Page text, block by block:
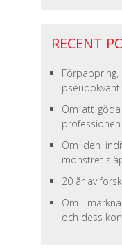
RECENT
Om att
professionen
Om den
monstret
20 år av
Om
och dess